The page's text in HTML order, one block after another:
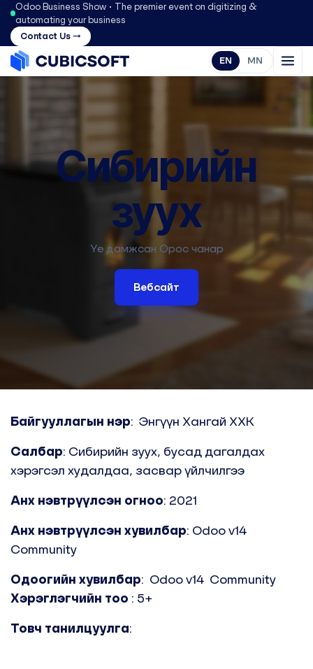
Odoo Business Show • The premier event on digitizing &
automating your business
Contact Us →
EN MN
Сибирийн
зуух
Үе дамжсан Орос чанар
Вебсайт
Байгууллагын нэр: Энгүүн Хангай ХХК
Салбар: Сибирийн зуух, бусад дагалдах
хэрэгсэл худалдаа, засвар үйлчилгээ
Анх нэвтрүүлсэн огноо: 2021
Анх нэвтрүүлсэн хувилбар: Odoo v14
Community
Одоогийн хувилбар: Odoo v14 Community
Хэрэглэгчийн тоо : 5+
Товч танилцуулга: